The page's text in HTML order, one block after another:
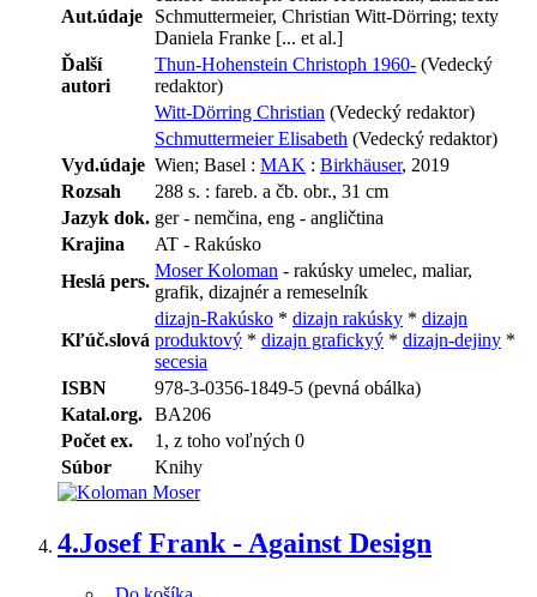
Aut.údaje
Schmuttermeier, Christian Witt-Dörring; texty
Daniela Franke [... et al.]
Ďalší
autori
Thun-Hohenstein Christoph 1960- (Vedecký
redaktor)
Witt-Dörring Christian (Vedecký redaktor)
Schmuttermeier Elisabeth (Vedecký redaktor)
Vyd.údaje Wien; Basel : MAK : Birkhäuser, 2019
Rozsah
288 s. : fareb. a čb. obr., 31 cm
Jazyk dok. ger - nemčina, eng - angličtina
Krajina
AT - Rakúsko
Heslá pers.
Moser Koloman - rakúsky umelec, maliar,
grafik, dizajnér a remeselník
Kľúč.slová
dizajn-Rakúsko * dizajn rakúsky * dizajn
produktový * dizajn grafickyý * dizajn-dejiny *
secesia
ISBN
978-3-0356-1849-5 (pevná obálka)
Katal.org. BA206
Počet ex.
1, z toho voľných 0
Súbor
Knihy
4.Josef Frank - Against Design